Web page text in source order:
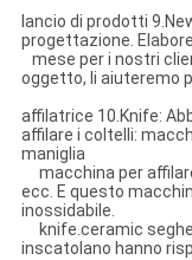
lancio di prodotti
progettazione.
mese per i nostri
oggetto, li aiuteremo
affilatrice 10.Knife:
affilare i coltelli:
maniglia
macchina per
ecc. E questo
inossidabile.
knife.ceramic
inscatolano hanno